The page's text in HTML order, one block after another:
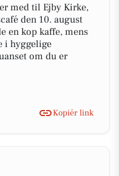
med til Ejby Kirke,
den 10. august
en kop kaffe, mens
i hyggelige
om du er
Kopiér link